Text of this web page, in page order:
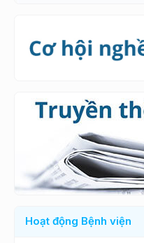
Hoạt động Bệnh viện